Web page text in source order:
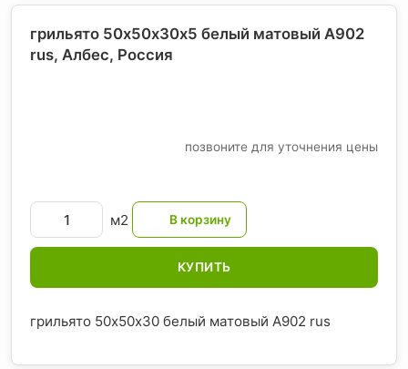
грильято 50х50х30х5 белый матовый А902
rus, Албес, Россия
позвоните для уточнения цены
м2
КУПИТЬ
грильято 50х50х30 белый матовый А902 rus